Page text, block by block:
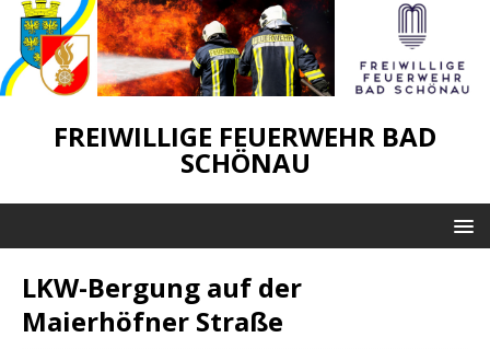
FREIWILLIGE FEUERWEHR BAD
SCHÖNAU
LKW-Bergung auf der
Maierhöfner Straße